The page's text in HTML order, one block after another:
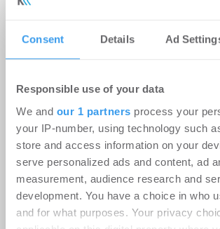
Consent Details Ad
Responsible use of your data
We and our 1 partners process your
your IP-number, using technology such
store and access information on your
serve personalized ads and content, ad
measurement, audience research and
development. You have a choice in who
and for what purposes. Your privacy
Ingeborg-Warschke-
2026 – Bewerbung bis 2.
möglich –
Schirmherrin
08.07.2026
Login für den ganzen Artikel Wenn
registriert, erstellen Sie sich jetzt Ihren
kostenlosen Account, um auf die